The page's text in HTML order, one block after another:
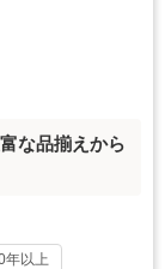
な品揃えから
年以上